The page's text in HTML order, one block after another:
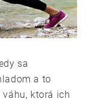
sa
a to
ktorá ich